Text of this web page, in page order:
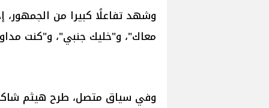
وشهد تفاعلًا كبيرا من الجمهور،
معاك"، و"خليك جنبي"، و"كنت
وفي سياق متصل، طرح هيثم شاكر